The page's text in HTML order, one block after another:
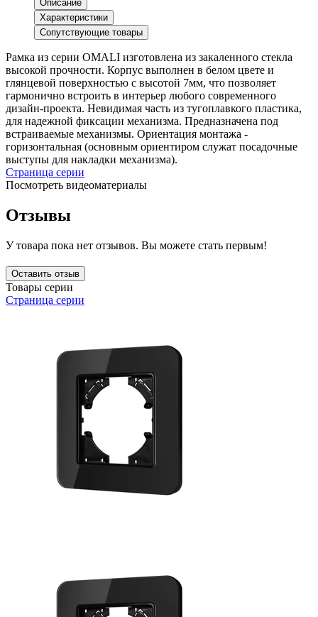
Описание
Характеристики
Сопутствующие товары
Рамка из серии OMALI изготовлена из закаленного стекла
высокой прочности. Корпус выполнен в белом цвете и
глянцевой поверхностью с высотой 7мм, что позволяет
гармонично встроить в интерьер любого современного
дизайн-проекта. Невидимая часть из тугоплавкого пластика,
для надежной фиксации механизма. Предназначена под
встраиваемые механизмы. Ориентация монтажа -
горизонтальная (основным ориентиром служат посадочные
выступы для накладки механизма).
Страница серии
Посмотреть видеоматериалы
Отзывы
У товара пока нет отзывов. Вы можете стать первым!
Оставить отзыв
Товары серии
Страница серии